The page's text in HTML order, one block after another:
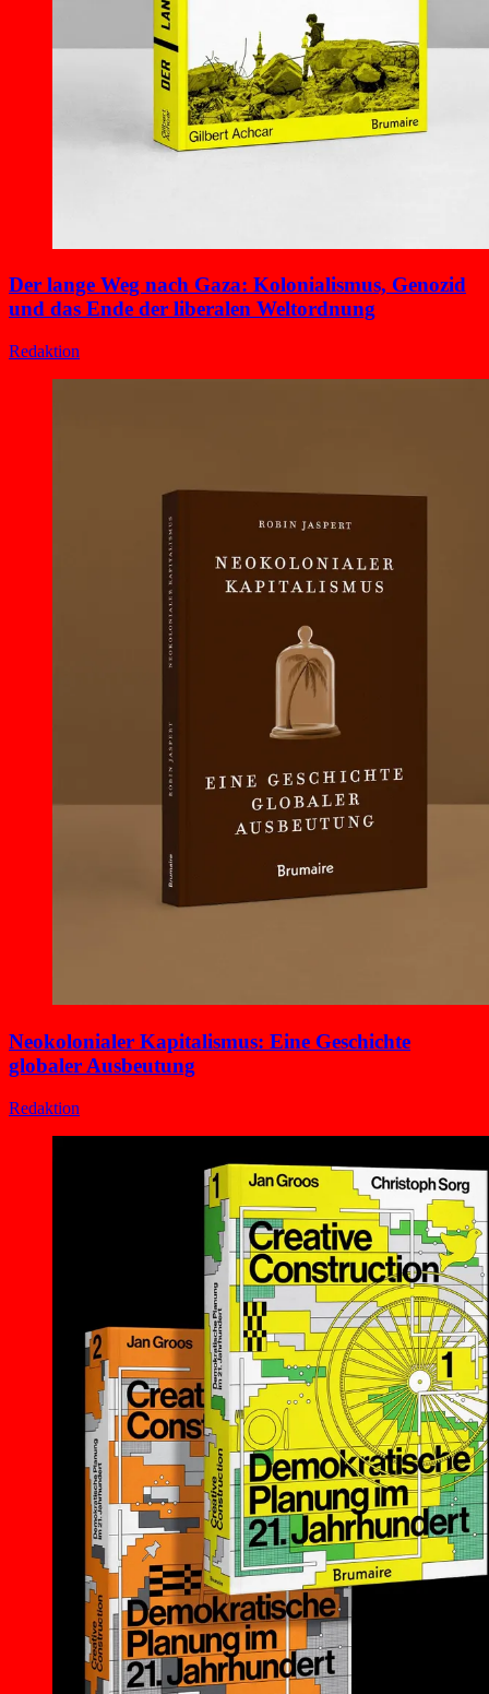
Der lange Weg nach Gaza: Kolonialismus, Genozid
und das Ende der liberalen Weltordnung
Redaktion
Neokolonialer Kapitalismus: Eine Geschichte
globaler Ausbeutung
Redaktion